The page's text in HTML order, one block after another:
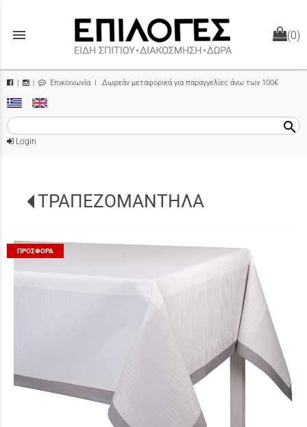
menu (0)
| Επικοινωνία | Δωρεάν μεταφορικά για παραγγελίες άνω των 100€
search
Login
ΤΡΑΠΕΖΟΜΑΝΤΗΛΑ
ΠΡΟΣΦΟΡΆ